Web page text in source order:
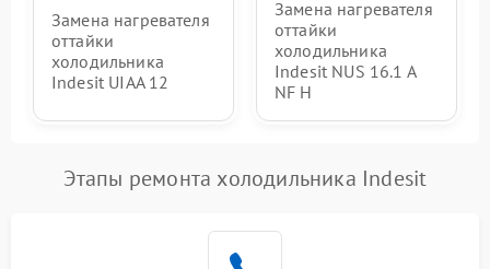
Замена нагревателя
оттайки
холодильника
Indesit UIAA 12
Замена нагревателя
оттайки
холодильника
Indesit NUS 16.1 A
NF H
Этапы ремонта холодильника Indesit